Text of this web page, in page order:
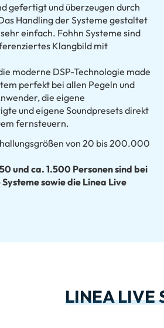
gefertigt und überzeugen durch
Handling der Systeme gestaltet
einfach. Fohhn Systeme sind
Klangbild mit
moderne DSP-Technologie made
perfekt bei allen Pegeln und
die eigene
und eigene Soundpresets direkt
fernsteuern.
von 20 bis 200.000
und ca. 1.500 Personen sind bei
sowie die Linea Live
LINEA LIVE